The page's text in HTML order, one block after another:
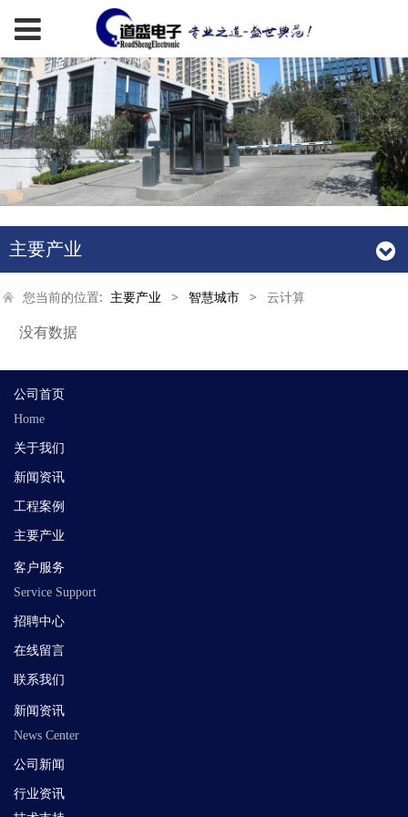
主要产业
您当前的位置: 主要产业 > 智慧城市 > 云计算
没有数据
公司首页
Home
关于我们
新闻 资讯
工程案例
主要产业
客户服务
Service Support
招聘中心
在线留言
联系我们
新闻资讯
News Center
公司新闻
行业资讯